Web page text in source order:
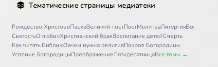
Тематические страницы медиатеки
Рождество ХристовоПасхаВеликий постПостМолитваЛитургияБог
СвятостьО любвиХристианский бракВоспитание детейСмерть
Как читать БиблиюЗачем нужна религияПокров Богородицы
Успение БогородицыПреображениеПятидесятницаВсе темы →